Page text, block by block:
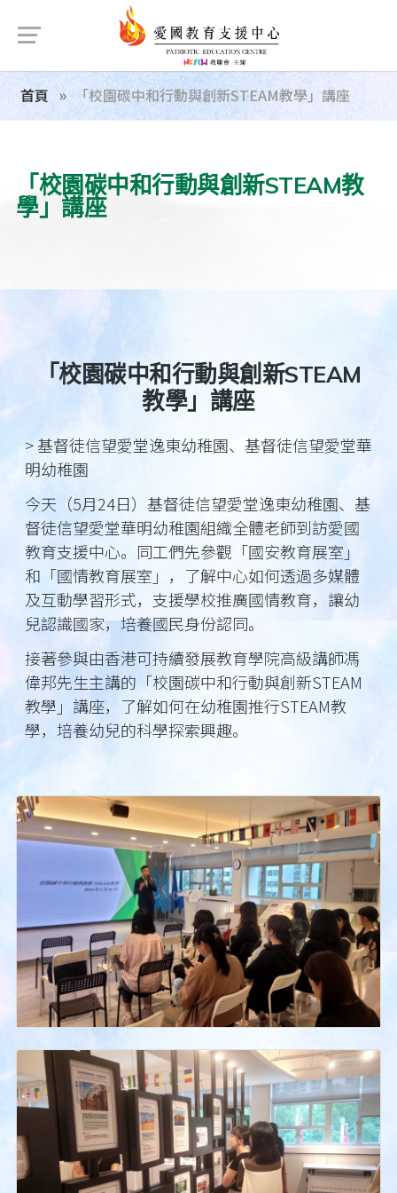
首頁 「校園碳中和行動與創新STEAM教學」講座
「校園碳中和行動與創新STEAM教
學」講座
「校園碳中和行動與創新STEAM
教學」講座
> 基督徒信望愛堂逸東幼稚園、基督徒信望愛堂華
明幼稚園
今天（5月24日）基督徒信望愛堂逸東幼稚園、基
督徒信望愛堂華明幼稚園組織全體老師到訪愛國
教育支援中心。同工們先參觀「國安教育展室」
和「國情教育展室」，了解中心如何透過多媒體
及互動學習形式，支援學校推廣國情教育，讓幼
兒認識國家，培養國民身份認同。
接著參與由香港可持續發展教育學院高級講師馮
偉邦先生主講的「校園碳中和行動與創新STEAM
教學」講座，了解如何在幼稚園推行STEAM教
學，培養幼兒的科學探索興趣。